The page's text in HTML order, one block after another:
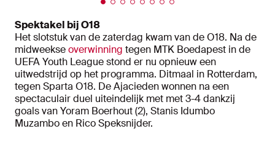
Spektakel bij O18
Het slotstuk van de zaterdag kwam van de O18. Na de
midweekseoverwinning tegen MTK Boedapest in de
UEFA Youth League stond er nu opnieuw een
uitwedstrijd op het programma. Ditmaal in Rotterdam,
tegen Sparta O18. De Ajacieden wonnen na een
spectaculair duel uiteindelijk met met 3-4 dankzij
goals van Yoram Boerhout (2), Stanis Idumbo
Muzambo en Rico Speksnijder.